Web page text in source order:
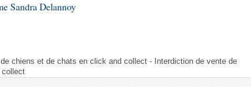
Sandra Delannoy
chiens et de chats en click and collect - Interdiction de vente de
collect